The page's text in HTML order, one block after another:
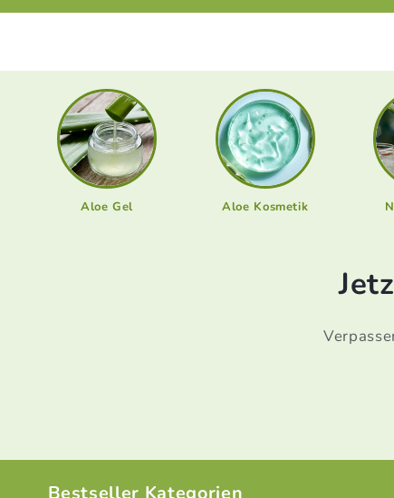
Aloe Gel Aloe Kosmetik